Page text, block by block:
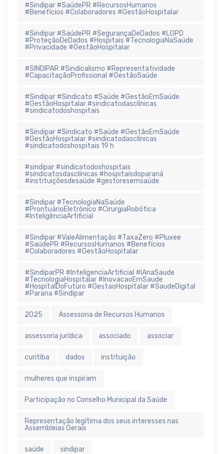
#Sindipar #SaúdePR #RecursosHumanos
#Benefícios #Colaboradores #GestãoHospitalar
#Sindipar #SaúdePR #SegurançaDeDados #LGPD
#ProteçãoDeDados #Hospitais #TecnologiaNaSaúde
#Privacidade #GestãoHospitalar
#SINDIPAR #Sindicalismo #Representatividade
#CapacitaçãoProfissional #GestãoSaúde
#Sindipar #Sindicato #Saúde #GestãoEmSaúde
#GestãoHospitalar #sindicatodasclínicas
#sindicatodoshospitais
#Sindipar #Sindicato #Saúde #GestãoEmSaúde
#GestãoHospitalar #sindicatodasclínicas
#sindicatodoshospitais 19 h
#sindipar #sindicatodoshospitais
#sindicatosdasclínicas #hospitaisdoparaná
#instituiçõesdesaúde #gestoresemsaúde
#Sindipar #TecnologiaNaSaúde
#ProntuárioEletrônico #CirurgiaRobótica
#InteligênciaArtificial
#Sindipar #ValeAlimentação #TaxaZero #Pluxee
#SaúdePR #RecursosHumanos #Benefícios
#Colaboradores #GestãoHospitalar
#SindiparPR #InteligenciaArtificial #IAnaSaude
#TecnologiaHospitalar #InovacaoEmSaude
#HospitalDoFuturo #GestaoHospitalar #SaudeDigital
#Parana #Sindipar
2025 Assessoria de Recursos Humanos
assessoria jurídica associado associar
curitiba dados instituição
mulheres que inspiram
Participação no Conselho Municipal da Saúde
Representação legítima dos seus interesses nas
Assembleias Gerais
saúde sindipar